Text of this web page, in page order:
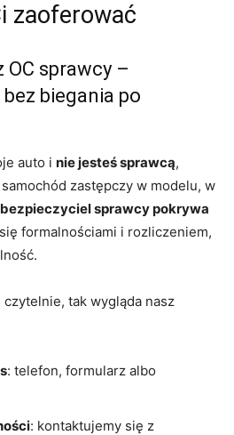
zaoferować
OC sprawcy –
biegania po
auto i nie jesteś sprawcą,
zastępczy w modelu, w
sprawcy pokrywa
formalnościami i rozliczeniem,
czytelnie, tak wygląda nasz
: telefon, formularz albo
: kontaktujemy się z